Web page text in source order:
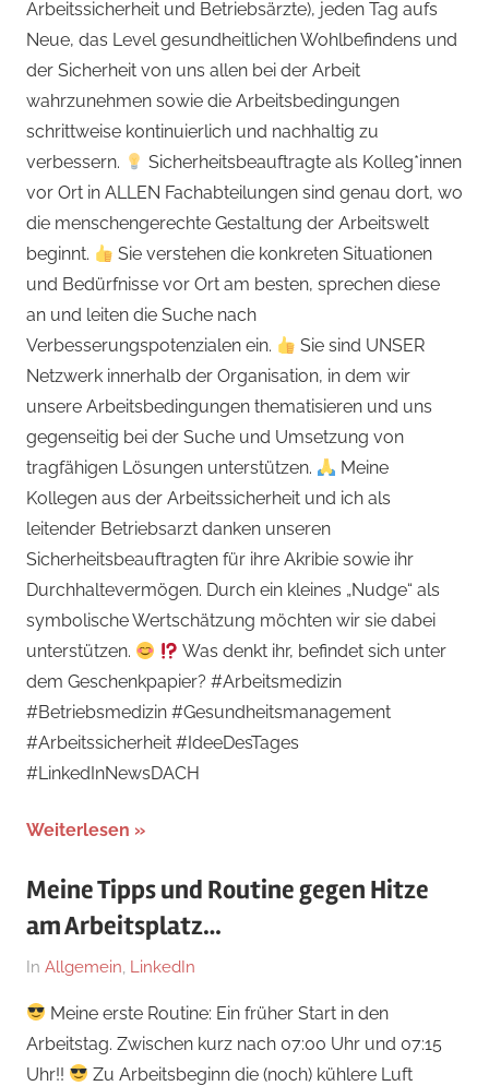
Arbeitssicherheit und Betriebsärzte), jeden Tag aufs
Neue, das Level gesundheitlichen Wohlbefindens und
der Sicherheit von uns allen bei der Arbeit
wahrzunehmen sowie die Arbeitsbedingungen
schrittweise kontinuierlich und nachhaltig zu
verbessern.
Sicherheitsbeauftragte als Kolleg*innen
vor Ort in ALLEN Fachabteilungen sind genau dort, wo
die menschengerechte Gestaltung der Arbeitswelt
beginnt.
Sie verstehen die konkreten Situationen
und Bedürfnisse vor Ort am besten, sprechen diese
an und leiten die Suche nach
Verbesserungspotenzialen ein.
Sie sind UNSER
Netzwerk innerhalb der Organisation, in dem wir
unsere Arbeitsbedingungen thematisieren und uns
gegenseitig bei der Suche und Umsetzung von
tragfähigen Lösungen unterstützen.
Meine
Kollegen aus der Arbeitssicherheit und ich als
leitender Betriebsarzt danken unseren
Sicherheitsbeauftragten für ihre Akribie sowie ihr
Durchhaltevermögen. Durch ein kleines „Nudge“ als
symbolische Wertschätzung möchten wir sie dabei
unterstützen.
Was denkt ihr, befindet sich unter
dem Geschenkpapier? #Arbeitsmedizin
#Betriebsmedizin #Gesundheitsmanagement
#Arbeitssicherheit #IdeeDesTages
#LinkedInNewsDACH
Weiterlesen
Meine Tipps und Routine gegen Hitze
am Arbeitsplatz…
Am
Juli
2024
Von
med.
Stefan
Wagner,
In Allgemein, LinkedIn
Meine erste Routine: Ein früher Start in den
Arbeitstag. Zwischen kurz nach 07:00 Uhr und 07:15
Uhr!!
Zu Arbeitsbeginn die (noch) kühlere Luft